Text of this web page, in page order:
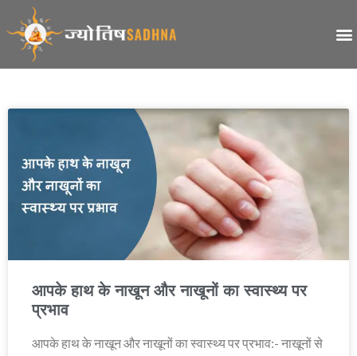
आपके हाथ के नाखून और नाखूनों का स्वास्थ्य पर
प्रभाव
आपके हाथ के नाखून और नाखूनों का स्वास्थ्य पर प्रभाव:- नाखूनों से